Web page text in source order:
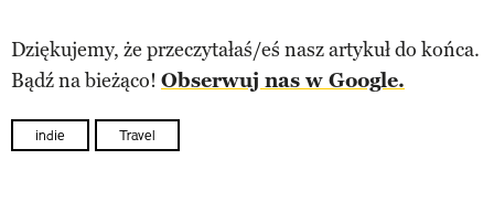
Dziękujemy, że przeczytałaś/eś nasz artykuł do końca.
Bądź na bieżąco! Obserwuj nas w Google.
indie Travel